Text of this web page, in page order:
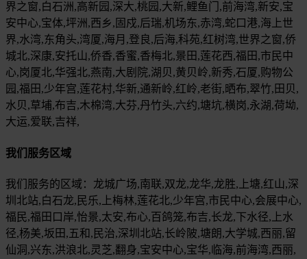
界之窗,白石洲,高新园,深大,桃园,大新,鲤鱼门,前海湾,新安,宝
安中心,宝体,坪洲,西乡,固戍,后瑞,机场东,赤湾,蛇口港,海上世
界,水湾,东角头,湾厦,海月,登良,后海,科苑,红树湾,世界之窗,侨
城北,深康,安托山,侨香,香蜜,香梅北,景田,莲花西,福田,市民中
心,岗厦北,华强北,燕南,大剧院,湖贝,黄贝岭,新秀,石厦,购物公
园,福田,少年宫,莲花村,华新,通新岭,红岭,老街,晒布,翠竹,田贝,
水贝,草埔,布吉,木棉湾,大芬,丹竹头,六约,塘坑,横岗,永湖,荷坳,
大运,爱联,吉祥,
我们服务区域
我们服务的区域：龙城广场,南联,双龙,龙华,龙胜,上塘,红山,深
圳北站,白石龙,民乐,上梅林,莲花北,少年宫,市民中心,会展中心,
福民,福田口岸,怡景,太安,布心,百鸽笼,布吉,长龙,下水径,上水
径,杨美,坂田,五和,民治,深圳北站,长岭陂,塘朗,大学城,西丽,留
仙洞,兴东,洪浪北,灵芝,翻身,宝安中心,宝华,临海,前海湾,西丽,